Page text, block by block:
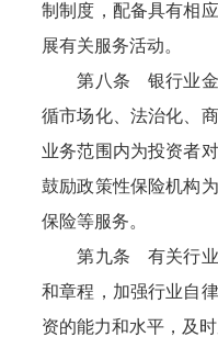
制制度，配备具有相
展有关服务活动。
第八条 银行业金
循市场化、法治化、
业务范围内为投资者
鼓励政策性保险机构
保险等服务。
第九条 有关行业
和章程，加强行业自
资的能力和水平，及时